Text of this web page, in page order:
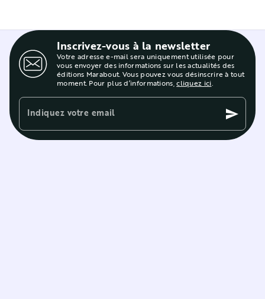
Inscrivez-vous à la newsletter
Votre adresse e-mail sera uniquement utilisée pour
vous envoyer des informations sur les actualités des
éditions Marabout. Vous pouvez vous désinscrire à tout
moment. Pour plus d’informations,cliquez ici.
Indiquez votre email send